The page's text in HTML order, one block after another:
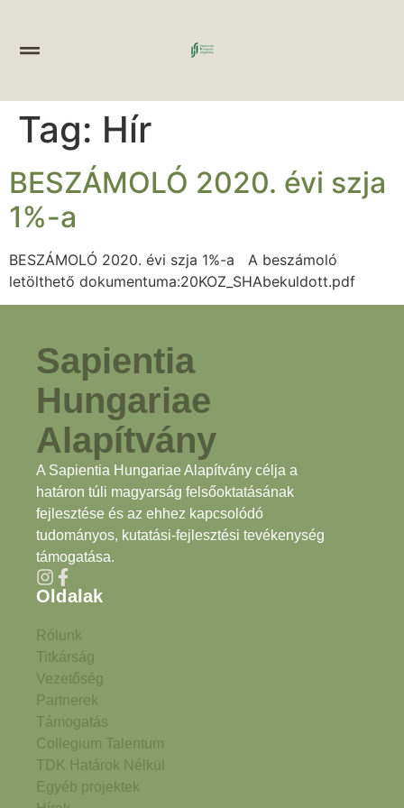
Tag: Hír
BESZÁMOLÓ 2020. évi szja
1%-a
BESZÁMOLÓ 2020. évi szja 1%-a A beszámoló
letölthető dokumentuma:20KOZ_SHAbekuldott.pdf
Sapientia
Hungariae
Alapítvány
A Sapientia Hungariae Alapítvány célja a
határon túli magyarság felsőoktatásának
fejlesztése és az ehhez kapcsolódó
tudományos, kutatási-fejlesztési tevékenység
támogatása.
Oldalak
Rólunk
Titkárság
Vezetőség
Partnerek
Támogatás
Collegium Talentum
TDK Határok Nélkül
Egyéb projektek